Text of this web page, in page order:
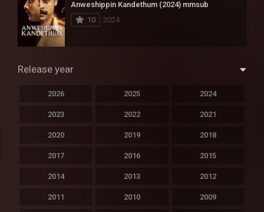
Anweshippin Kandethum (2024) mmsub
10
2024
Release year
2026 2025 2024
2023 2022 2021
2020 2019 2018
2017 2016 2015
2014 2013 2012
2011 2010 2009